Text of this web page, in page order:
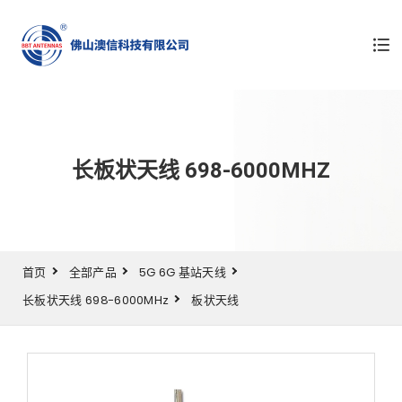
长板状天线 698-6000MHZ
首页 全部产品
5G 6G 基站天线
长板状天线 698-6000MHz
板状天线